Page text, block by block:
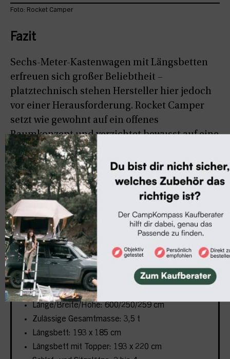
Foto: Rocket Camper
Fazit
Sechs-Meter-Kastenwagen mit Längsbetten
erfreuen sich großer Beliebtheit –
platztechnisch stehen Hersteller hier jedoch
vor einer Herausforderung. Rocket Camper
setzt wie gewohnt auf ein offenes
Raumkonzept und verzichtet bewusst auf eine
Nasszelle, was der Nutzung des begrenzten
Raums zugute kommt. Der neue Ausbau
ergänzt die Produktpalette vor allem für
diejenigen, die eine Mischung aus Komfort
und Praktikabilität bevorzugen. Wir sind
gespannt, wie sich das neue Konzept in der
Praxis macht.
Technische Daten
Länge/Breite/Höhe: 600/250/259 cm
Zulässige Gesamtmasse: 3,5 t
Längsbett: 193 x 185 cm
Längsbett mit Topper: 193 x 220 cm